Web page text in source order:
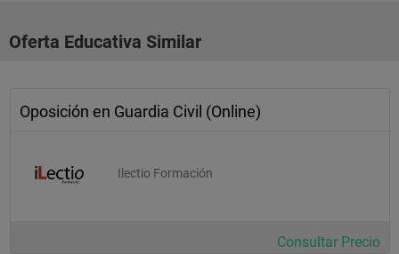
Oferta Educativa Similar
Oposición en Guardia Civil (Online)
Ilectio Formación
Consultar Precio